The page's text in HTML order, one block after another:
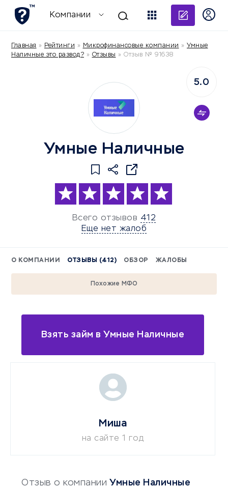
Компании
Главная » Рейтинги » Микрофинансовые компании » Умные
Наличные это развод? » Отзывы » Отзыв № 91638
Умные Наличные
Всего отзывов 412
Еще нет жалоб
5.0
О КОМПАНИИ ОТЗЫВЫ (412) ОБЗОР ЖАЛОБЫ
Похожие МФО
Взять займ в Умные Наличные
Отзыв о компании Умные Наличные
Миша
на сайте 1 год